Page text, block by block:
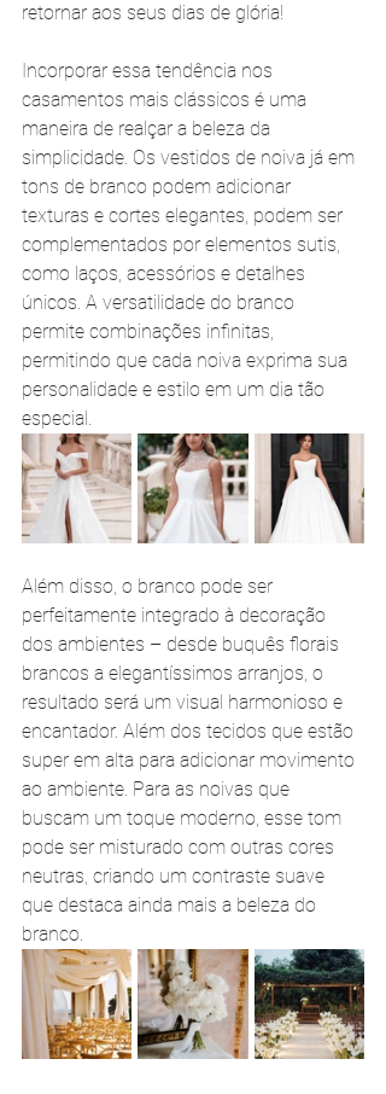
retornar aos seus dias de glória!
Incorporar essa tendência nos
casamentos mais clássicos é uma
maneira de realçar a beleza da
simplicidade. Os vestidos de noiva já em
tons de branco podem adicionar
texturas e cortes elegantes, podem ser
complementados por elementos sutis,
como laços, acessórios e detalhes
únicos. A versatilidade do branco
permite combinações infinitas,
permitindo que cada noiva exprima sua
personalidade e estilo em um dia tão
especial.
Além disso, o branco pode ser
perfeitamente integrado à decoração
dos ambientes – desde buquês florais
brancos a elegantíssimos arranjos, o
resultado será um visual harmonioso e
encantador. Além dos tecidos que estão
super em alta para adicionar movimento
ao ambiente. Para as noivas que
buscam um toque moderno, esse tom
pode ser misturado com outras cores
neutras, criando um contraste suave
que destaca ainda mais a beleza do
branco.